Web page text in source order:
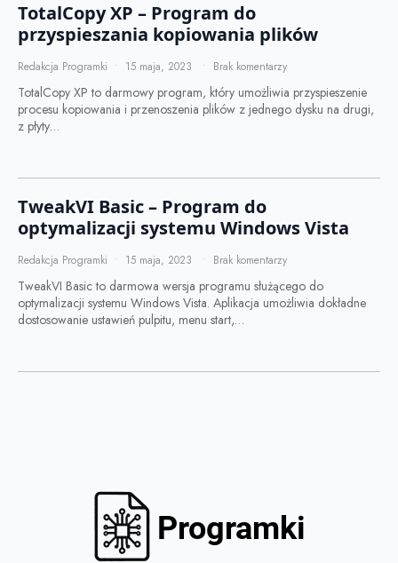
TotalCopy XP – Program do
przyspieszania kopiowania plików
Redakcja Programki 15 maja, 2023 Brak komentarzy
TotalCopy XP to darmowy program, który umożliwia przyspieszenie
procesu kopiowania i przenoszenia plików z jednego dysku na drugi,
z płyty…
TweakVI Basic – Program do
optymalizacji systemu Windows Vista
Redakcja Programki 15 maja, 2023 Brak komentarzy
TweakVI Basic to darmowa wersja programu służącego do
optymalizacji systemu Windows Vista. Aplikacja umożliwia dokładne
dostosowanie ustawień pulpitu, menu start,…